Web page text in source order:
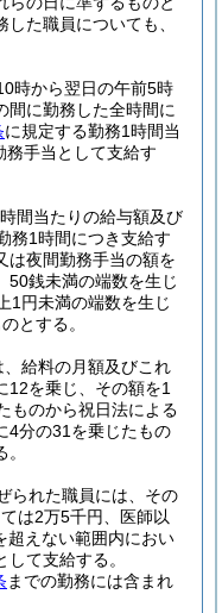
た職員についても、
時から翌日の午前5時
間に勤務した全時間に
に規定する勤務1時間当
手当として支給す
間当たりの給与額及び
務1時間につき支給す
は夜間勤務手当の額を
50銭未満の端数を生じ
1円未満の端数を生じ
とする。
給料の月額及びこれ
12を乗じ、その額を1
ものから祝日法による
4分の31を乗じたもの
られた職員には、その
は2万5千円、医師以
超えない範囲内におい
て支給する。
までの勤務には含まれ